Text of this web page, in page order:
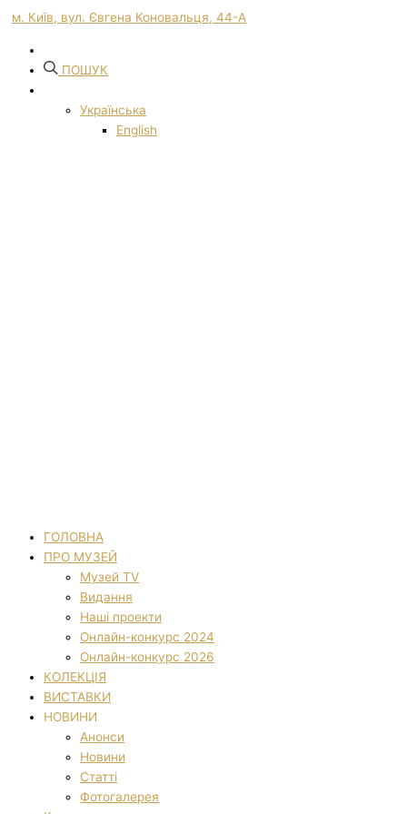
м. Київ, вул. Євгена Коновальця, 44-А
ПОШУК
Українська
English
ГОЛОВНА
ПРО МУЗЕЙ
Музей TV
Видання
Наші проекти
Онлайн-конкурс 2024
Онлайн-конкурс 2026
КОЛЕКЦІЯ
ВИСТАВКИ
НОВИНИ
Анонси
Новини
Статті
Фотогалерея